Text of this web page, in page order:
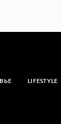
LIFESTYLE